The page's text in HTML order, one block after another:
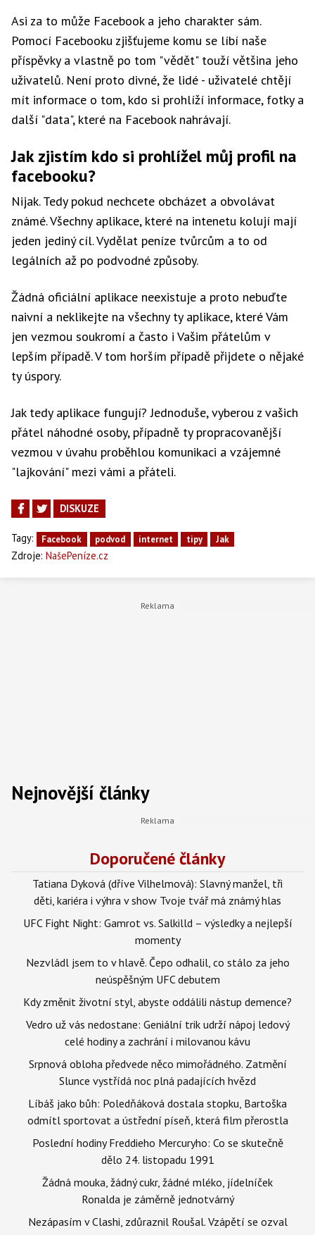
Asi za to může Facebook a jeho charakter sám.
Pomocí Facebooku zjišťujeme komu se líbí naše
příspěvky a vlastně po tom "vědět" touží většina jeho
uživatelů. Není proto divné, že lidé - uživatelé chtějí
mít informace o tom, kdo si prohlíží informace, fotky a
další "data", které na Facebook nahrávají.
Jak zjistím kdo si prohlížel můj profil na
facebooku?
Nijak. Tedy pokud nechcete obcházet a obvolávat
známé. Všechny aplikace, které na intenetu kolují mají
jeden jediný cíl. Vydělat peníze tvůrcům a to od
legálních až po podvodné způsoby.
Žádná oficiální aplikace neexistuje a proto nebuďte
naivní a neklikejte na všechny ty aplikace, které Vám
jen vezmou soukromí a často i Vašim přátelům v
lepším případě. V tom horším případě přijdete o nějaké
ty úspory.
Jak tedy aplikace fungují? Jednoduše, vyberou z vašich
přátel náhodné osoby, případně ty propracovanější
vezmou v úvahu proběhlou komunikaci a vzájemné
"lajkování" mezi vámi a přáteli.
DISKUZE
Tagy: Facebook podvod internet tipy Jak
Zdroje: NašePeníze.cz
Nejnovější články
Doporučené články
Tatiana Dyková (dříve Vilhelmová): Slavný manžel, tři
děti, kariéra i výhra v show Tvoje tvář má známý hlas
UFC Fight Night: Gamrot vs. Salkilld – výsledky a nejlepší
momenty
Nezvládl jsem to v hlavě. Čepo odhalil, co stálo za jeho
neúspěšným UFC debutem
Kdy změnit životní styl, abyste oddálili nástup demence?
Vedro už vás nedostane: Geniální trik udrží nápoj ledový
celé hodiny a zachrání i milovanou kávu
Srpnová obloha předvede něco mimořádného. Zatmění
Slunce vystřídá noc plná padajících hvězd
Líbáš jako bůh: Poledňáková dostala stopku, Bartoška
odmítl sportovat a ústřední píseň, která film přerostla
Poslední hodiny Freddieho Mercuryho: Co se skutečně
dělo 24. listopadu 1991
Žádná mouka, žádný cukr, žádné mléko, jídelníček
Ronalda je záměrně jednotvárný
Nezápasím v Clashi, zdůraznil Roušal. Vzápětí se ozval